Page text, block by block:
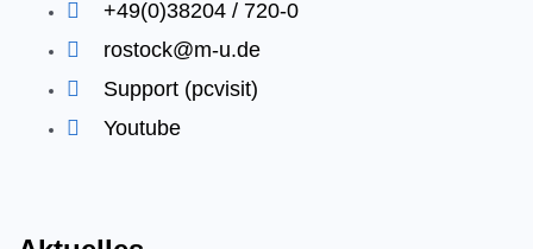
+49(0)38204 / 720-0
rostock@m-u.de
Support (pcvisit)
Youtube